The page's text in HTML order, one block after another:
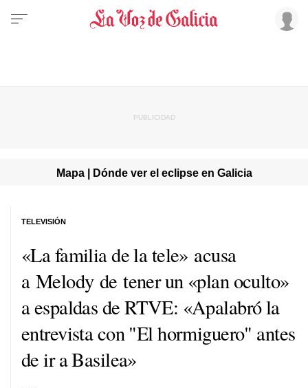
Mapa | Dónde ver el eclipse en Galicia
«La familia de la tele» acusa
a Melody de tener un «plan oculto»
a espaldas de RTVE: «Apalabró la
entrevista con "El hormiguero" antes
de ir a Basilea»
TELEVISIÓN